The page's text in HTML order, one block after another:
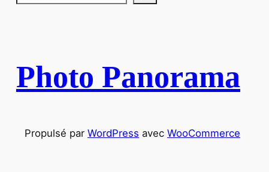
r
c
Photo Panorama
Propulsé par WordPress avec WooCommerce